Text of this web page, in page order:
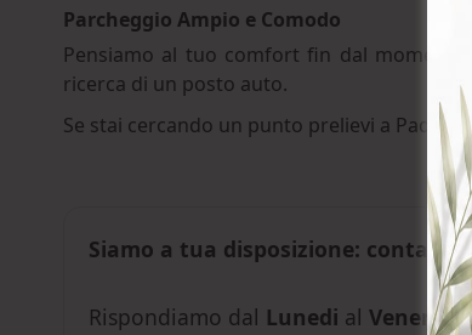
Parcheggio Ampio e Comodo
Pensiamo al tuo comfort fin dal momento
ricerca di un posto auto.
Se stai cercando un punto prelievi a
Siamo a tua disposizione:
Rispondiamo dal Lunedi al Venerdi,